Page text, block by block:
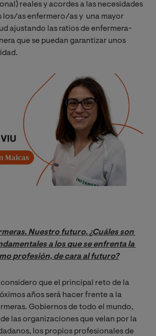
reales y acordes a las necesidades
los/as enfermero/as y una mayor
ajustando las ratios de enfermera-
que se puedan garantizar unos
Imagen
Nuestro futuro. ¿Cuáles son
a los que se enfrenta la
profesión, de cara al futuro?
que el principal reto de la
años será hacer frente a la
Gobiernos de todo el mundo,
las organizaciones que velan por la
los propios profesionales de